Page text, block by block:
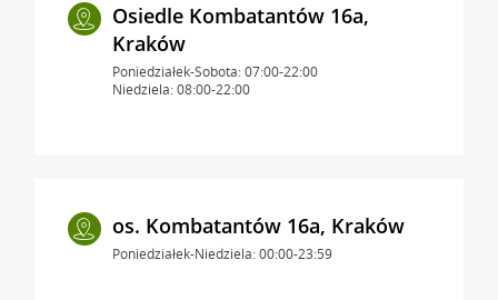
Osiedle Kombatantów 16a,
Kraków
Poniedziałek-Sobota: 07:00-22:00
Niedziela: 08:00-22:00
os. Kombatantów 16a, Kraków
Poniedziałek-Niedziela: 00:00-23:59